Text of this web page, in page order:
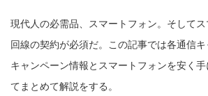
現代人の必需品、スマートフォン。そして
回線の契約が必須だ。この記事では各通信
キャンペーン情報とスマートフォンを安く
てまとめて解説をする。